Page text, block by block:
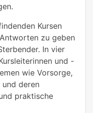
Kursen
zu geben
In vier
und -
wie Vorsorge,
deren
praktische